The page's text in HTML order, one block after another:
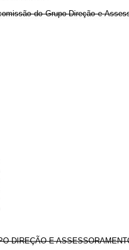
do Grupo-Direção e
DIREÇÃO E